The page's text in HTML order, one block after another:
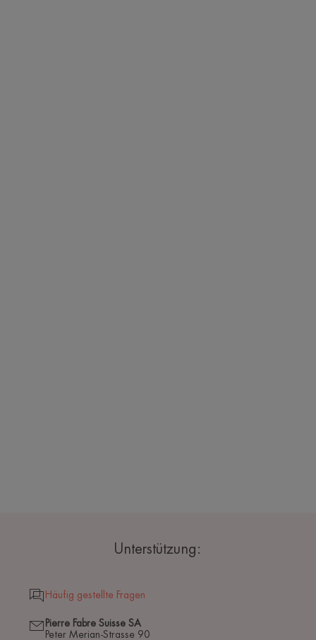
Unterstützung:
Häufig gestellte Fragen
Pierre Fabre Suisse SA
Peter Merian-Strasse 90